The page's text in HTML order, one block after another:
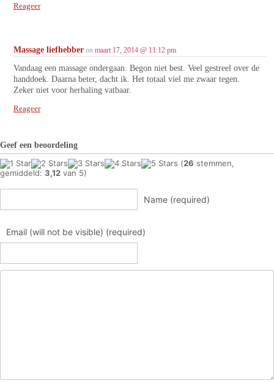
Reageer
Massage liefhebber on maart 17, 2014 @ 11:12 pm
Vandaag een massage ondergaan. Begon niet best. Veel gestreel over de
handdoek. Daarna beter, dacht ik. Het totaal viel me zwaar tegen.
Zeker niet voor herhaling vatbaar.
Reageer
Geef een beoordeling
(26 stemmen,
gemiddeld: 3,12 van 5)
Name (required)
Email (will not be visible) (required)